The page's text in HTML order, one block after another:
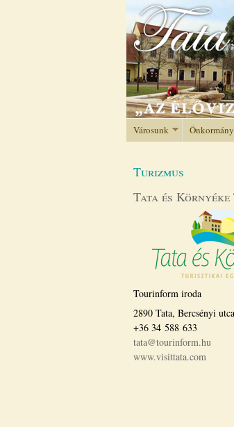
Városunk
Turizmus
Tata és
Tourinform iroda
2890 Tata, Bercsényi
+36 34 588 633
tata@tourinform.hu
www.visittata.com